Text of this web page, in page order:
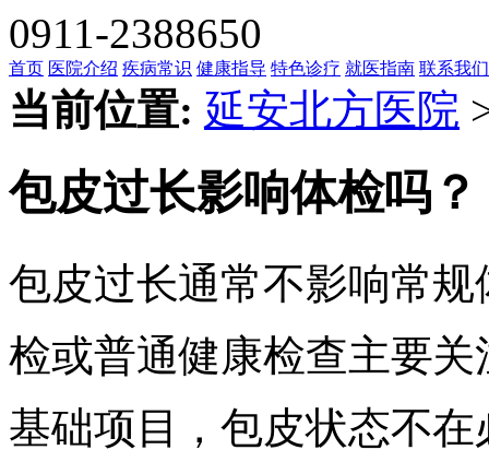
0911-2388650
首页 医院介绍 疾病常识 健康指导 特色诊疗 就医指南 联系我们
当前位置: 延安北方医院
包皮过长影响体检吗？
包皮过长通常不影响常
检或普通健康检查主要
基础项目，包皮状态不